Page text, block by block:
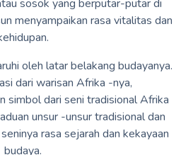
sosok yang berputar-putar di
menyampaikan rasa vitalitas dan
oleh latar belakang budayanya.
dari warisan Afrika -nya,
simbol dari seni tradisional Afrika
unsur -unsur tradisional dan
rasa sejarah dan kekayaan
budaya.